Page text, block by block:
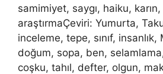
samimiyet, saygı, haiku,
araştırmaÇeviri: Yumurta,
inceleme, tepe, sınıf,
doğum, sopa, ben,
coşku, tahıl, defter, olgun,